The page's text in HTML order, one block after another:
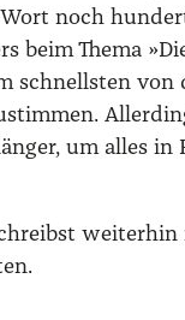
Wort noch
beim The­ma
schnells­ten von
um alles in
wei­ter­hin